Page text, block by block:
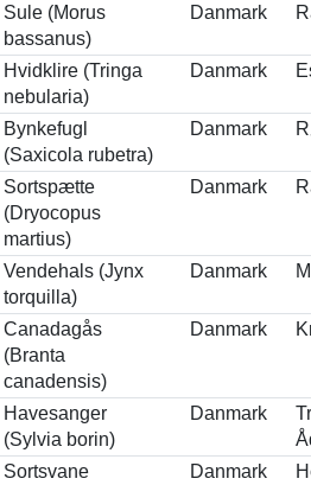
Sule (Morus
bassanus)
Danmark
Hvidklire (Tringa
nebularia)
Danmark
Bynkefugl
(Saxicola rubetra)
Danmark
Sortspætte
(Dryocopus
martius)
Danmark
Vendehals (Jynx
torquilla)
Danmark
Canadagås
(Branta
canadensis)
Danmark
Havesanger
(Sylvia borin)
Danmark
Sortsvane
Danmark